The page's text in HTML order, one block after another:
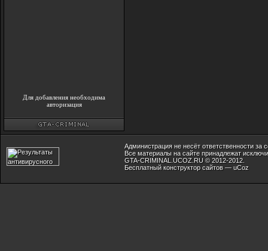
Для добавления необходима
авторизация
Администрация не несёт ответственности
Все материалы на сайте принадлежат
GTA-CRIMINAL.UCOZ.RU © 2012-2012.
Бесплатный конструктор сайтов —uCoz